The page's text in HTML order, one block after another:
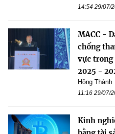
14:54 29/07/
MACC -
chống
vực trong
2025 -
Hồng Thành
11:16 29/07/
Kinh